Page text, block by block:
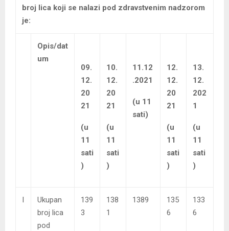
broj lica koji se nalazi pod zdravstvenim nadzorom
je:
Opis/dat
um
09.
12.
20
21
(u
11
sati
)
10.
12.
20
21
(u
11
sati
)
11.12
.2021
(u 11
sati)
12.
12.
20
21
(u
11
sati
)
13.
12.
202
1
(u
11
sati
)
I
Ukupan
broj lica
pod
139
3
138
1
1389
135
6
133
6